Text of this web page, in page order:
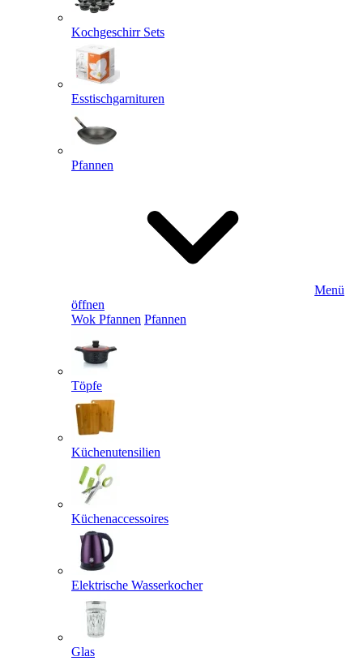
Kochgeschirr Sets
Esstischgarnituren
Pfannen
Menü
öffnen
Wok Pfannen Pfannen
Töpfe
Küchenutensilien
Küchenaccessoires
Elektrische Wasserkocher
Glas